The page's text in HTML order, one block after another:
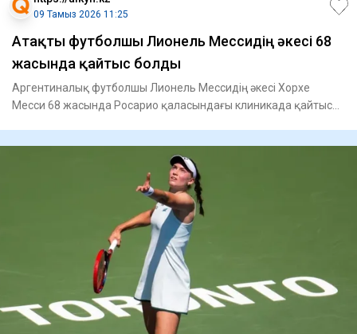
09 Тамыз 2026 11:25
Атақты футболшы Лионель Мессидің әкесі 68
жасында қайтыс болды
Аргентиналық футболшы Лионель Мессидің әкесі Хорхе
Месси 68 жасында Росарио қаласындағы клиникада қайтыс